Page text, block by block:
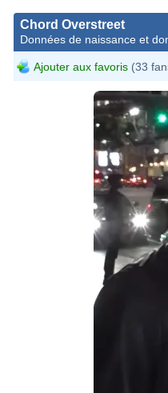
Chord Overstreet
Données de naissance et
Ajouter aux favoris (33